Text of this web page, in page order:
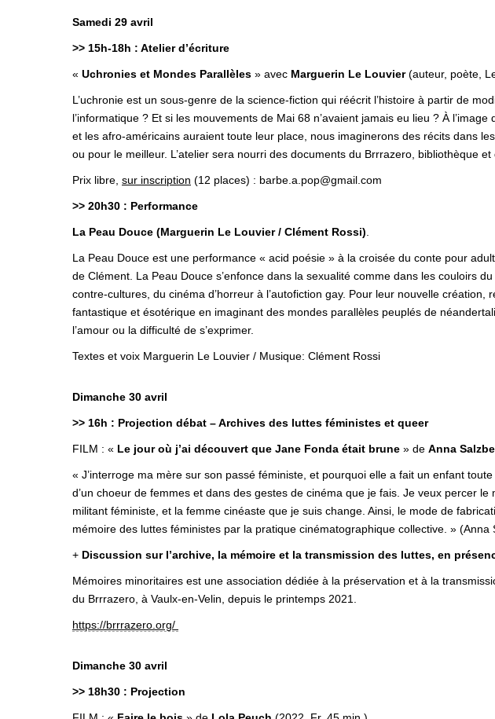
Samedi 29 avril
>> 15h-18h : Atelier d’écriture
« Uchronies et Mondes Parallèles » avec Marguerin Le Louvier(auteur, poète,
L’uchronie est un sous-genre de la science-fiction qui réécrit l’histoire à partir de
l’informatique ? Et si les mouvements de Mai 68 n’avaient jamais eu lieu ? À
et les afro-américains auraient toute leur place, nous imaginerons des récits dans
ou pour le meilleur. L’atelier sera nourri des documents du Brrrazero, bibliothèque et
Prix libre, sur inscription (12 places) : barbe.a.pop@gmail.com
>> 20h30 : Performance
La Peau Douce (Marguerin Le Louvier / Clément Rossi)
La Peau Douce est une performance « acid poésie » à la croisée du conte pour
de Clément. La Peau Douce s’enfonce dans la sexualité comme dans les couloirs
contre-cultures, du cinéma d’horreur à l’autofiction gay. Pour leur nouvelle
fantastique et ésotérique en imaginant des mondes parallèles peuplés de
l’amour ou la difficulté de s’exprimer.
Textes et voix Marguerin Le Louvier / Musique: Clément Rossi
Dimanche 30 avril
>> 16h : Projection débat – Archives des luttes féministes et queer
FILM : « Le jour où j’ai découvert que Jane Fonda était brune » de Anna
« J’interroge ma mère sur son passé féministe, et pourquoi elle a fait un enfant
d’un choeur de femmes et dans des gestes de cinéma que je fais. Je veux percer
militant féministe, et la femme cinéaste que je suis change. Ainsi, le mode de
mémoire des luttes féministes par la pratique cinématographique collective. » (Anna
+ Discussion sur l’archive, la mémoire et la transmission des luttes, en
Mémoires minoritaires est une association dédiée à la préservation et à la
du Brrrazero, à Vaulx-en-Velin, depuis le printemps 2021.
https://brrrazero.org/
Dimanche 30 avril
>> 18h30 : Projection